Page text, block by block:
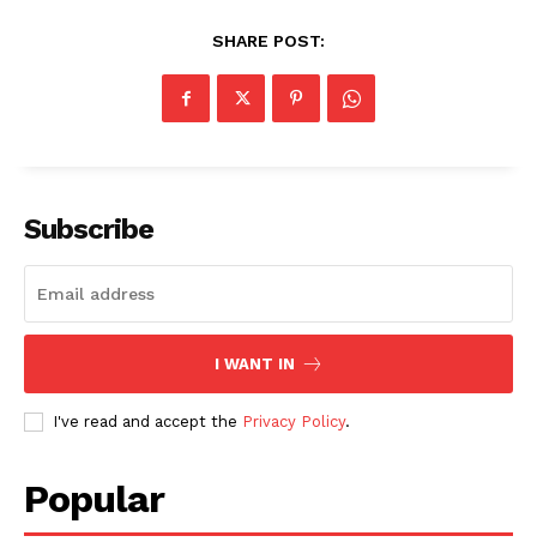
SHARE POST:
Subscribe
I WANT IN
I've read and accept the Privacy Policy.
Popular